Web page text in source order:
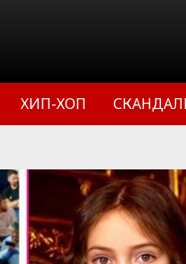
ХИП-ХОП